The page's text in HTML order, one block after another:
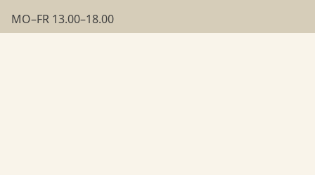
MO–FR 13.00–18.00